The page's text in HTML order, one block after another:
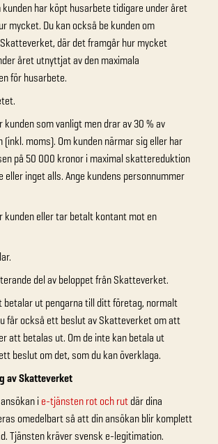
kunden har köpt husarbete tidigare under året
mycket. Du kan också be kunden om
där det framgår hur mycket
året utnyttjat av den maximala
för husarbete.
kunden som vanligt men drar av 30 % av
moms). Om kunden närmar sig eller har
på 50 000 kronor i maximal skattereduktion
eller inget alls. Ange kundens personnummer
kunden eller tar betalt kontant mot en
del av beloppet från Skatteverket.
ut pengarna till ditt företag, normalt
får också ett beslut av Skatteverket om att
att betalas ut. Om de inte kan betala ut
beslut om det, som du kan överklaga.
av Skatteverket
ie-tjänsten rot och rutdär dina
omedelbart så att din ansökan blir komplett
Tjänsten kräver svensk e-legitimation.